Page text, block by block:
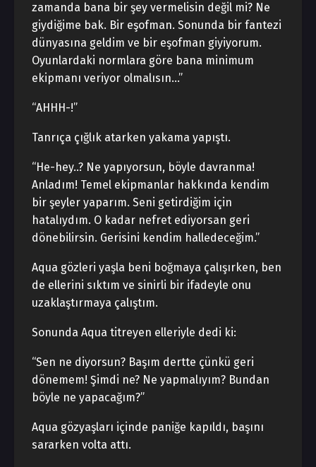
zamanda bana bir şey vermelisin değil mi? Ne
giydiğime bak. Bir eşofman. Sonunda bir fantezi
dünyasına geldim ve bir eşofman giyiyorum.
Oyunlardaki normlara göre bana minimum
ekipmanı veriyor olmalısın…”
“AHHH-!”
Tanrıça çığlık atarken yakama yapıştı.
“He-hey..? Ne yapıyorsun, böyle davranma!
Anladım! Temel ekipmanlar hakkında kendim
bir şeyler yaparım. Seni getirdiğim için
hatalıydım. O kadar nefret ediyorsan geri
dönebilirsin. Gerisini kendim halledeceğim.”
Aqua gözleri yaşla beni boğmaya çalışırken, ben
de ellerini sıktım ve sinirli bir ifadeyle onu
uzaklaştırmaya çalıştım.
Sonunda Aqua titreyen elleriyle dedi ki:
“Sen ne diyorsun? Başım dertte çünkü geri
dönemem! Şimdi ne? Ne yapmalıyım? Bundan
böyle ne yapacağım?”
Aqua gözyaşları içinde paniğe kapıldı, başını
sararken volta attı.